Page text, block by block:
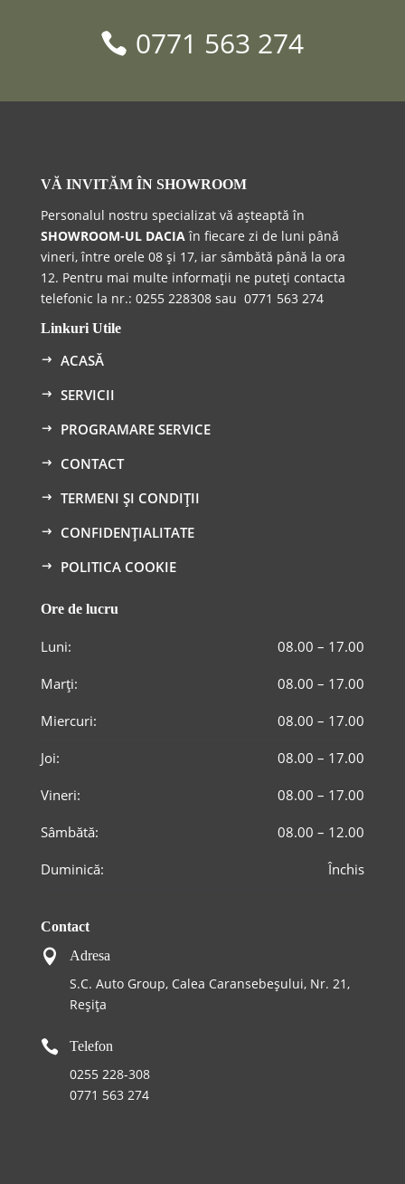
0771 563 274
VĂ INVITĂM ÎN SHOWROOM
Personalul nostru specializat vă așteaptă în
SHOWROOM-UL DACIAîn fiecare zi de luni până
vineri, între orele 08 și 17, iar sâmbătă până la ora
12. Pentru mai multe informații ne puteți contacta
telefonic la nr.: 0255 228308 sau 0771 563 274
Linkuri Utile
ACASĂ
SERVICII
PROGRAMARE SERVICE
CONTACT
TERMENI ȘI CONDIȚII
CONFIDENȚIALITATE
POLITICA COOKIE
Ore de lucru
Luni: 08.00 – 17.00
Marți: 08.00 – 17.00
Miercuri: 08.00 – 17.00
Joi: 08.00 – 17.00
Vineri: 08.00 – 17.00
Sâmbătă: 08.00 – 12.00
Duminică: Închis
Contact
 Adresa
S.C. Auto Group, Calea Caransebeşului, Nr. 21,
Reșița
 Telefon
0255 228-308
0771 563 274